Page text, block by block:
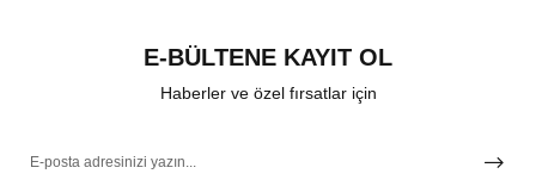
E-BÜLTENE KAYIT OL
Haberler ve özel fırsatlar için